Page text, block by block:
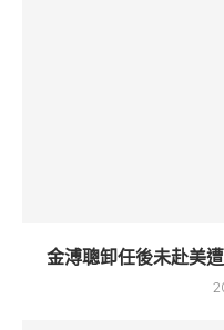
金溥聰卸任後未赴美